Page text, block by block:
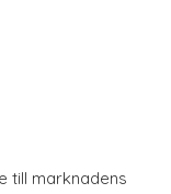
till marknadens